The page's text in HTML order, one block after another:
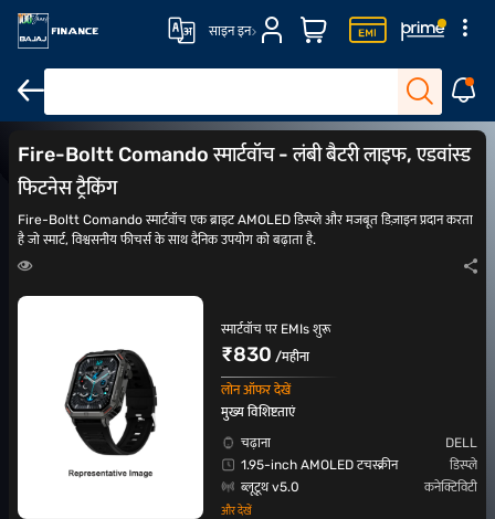
साइन इन
स्पोर्ट्स घड़ियां 4G SIM और Wi-fi कनेक्टिविटी के साथ स्मार्टवॉच महिलाओं की
Fire-Boltt Comando स्मार्टवॉच - लंबी बैटरी लाइफ, एडवांस्ड
फिटनेस ट्रैकिंग
Fire-Boltt Comando स्मार्टवॉच एक ब्राइट AMOLED डिस्प्ले और मजबूत डिज़ाइन प्रदान करता
है जो स्मार्ट, विश्वसनीय फीचर्स के साथ दैनिक उपयोग को बढ़ाता है.
स्मार्टवॉच पर EMIs शुरू
₹830 /महीना
लोन ऑफर देखें
मुख्य विशिष्टताएं
चढ़ाना
DELL
1.95-inch AMOLED टचस्क्रीन
डिस्प्ले
ब्लूटूथ v5.0
कनेक्टिविटी
और देखें